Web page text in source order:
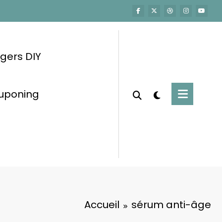
DIY
Accueil sérum anti-âge